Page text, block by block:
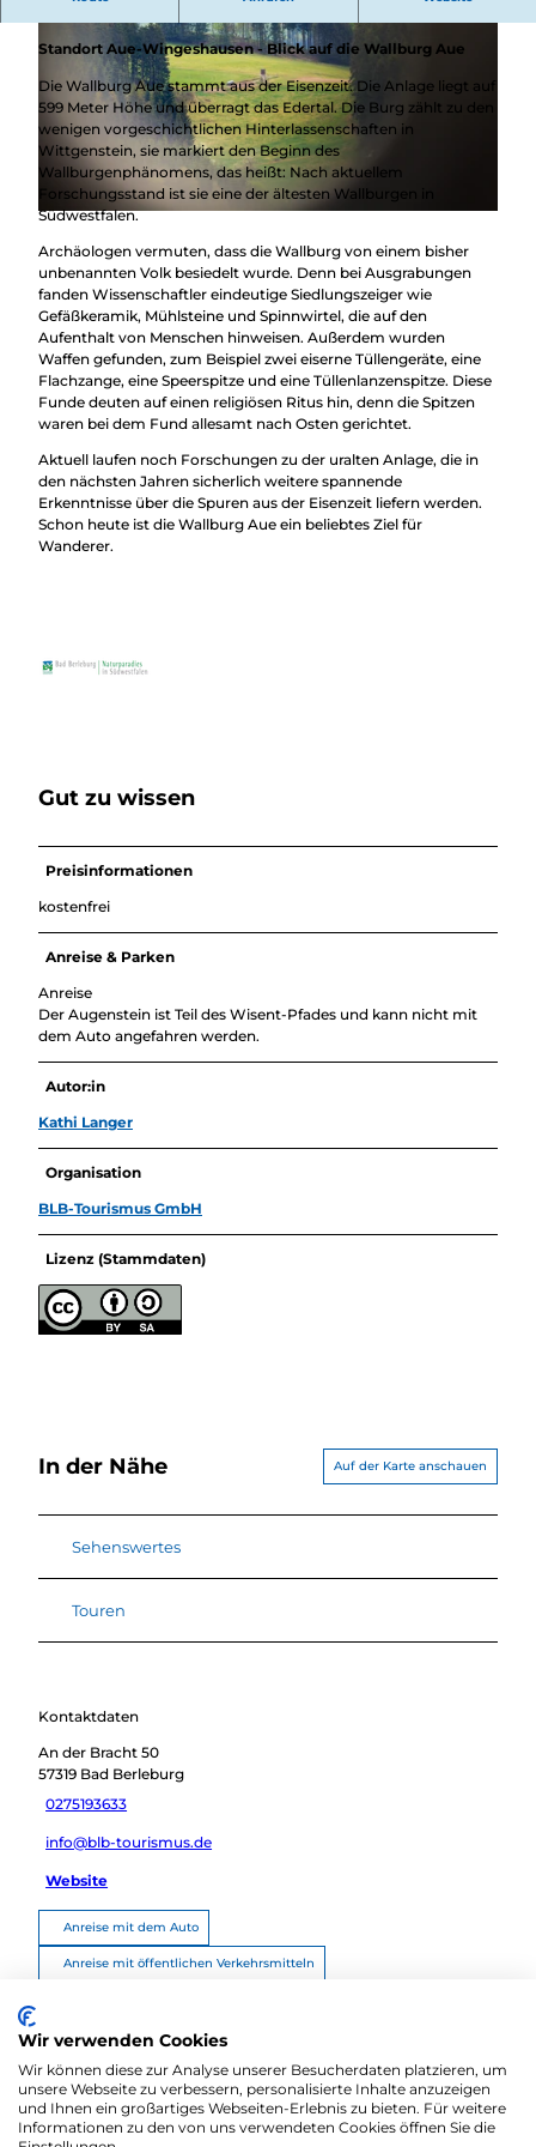
Überblick
Camping &
Wohnmobil
Trekkingplätze
Nachhaltig
bei uns
unterwegs
CC-BY-SA
© BLB-Tourismus GmbH |
Standort Aue-Wingeshausen - Blick auf die Wallburg Aue
Die Wallburg Aue stammt aus der Eisenzeit. Die Anlage liegt auf
599 Meter Höhe und überragt das Edertal. Die Burg zählt zu den
wenigen vorgeschichtlichen Hinterlassenschaften in
Wittgenstein, sie markiert den Beginn des
Wallburgenphänomens, das heißt: Nach aktuellem
Forschungsstand ist sie eine der ältesten Wallburgen in
Südwestfalen.
Archäologen vermuten, dass die Wallburg von einem bisher
unbenannten Volk besiedelt wurde. Denn bei Ausgrabungen
fanden Wissenschaftler eindeutige Siedlungszeiger wie
Gefäßkeramik, Mühlsteine und Spinnwirtel, die auf den
Aufenthalt von Menschen hinweisen. Außerdem wurden
Waffen gefunden, zum Beispiel zwei eiserne Tüllengeräte, eine
Flachzange, eine Speerspitze und eine Tüllenlanzenspitze. Diese
Funde deuten auf einen religiösen Ritus hin, denn die Spitzen
waren bei dem Fund allesamt nach Osten gerichtet.
Aktuell laufen noch Forschungen zu der uralten Anlage, die in
den nächsten Jahren sicherlich weitere spannende
Erkenntnisse über die Spuren aus der Eisenzeit liefern werden.
Schon heute ist die Wallburg Aue ein beliebtes ­Ziel für
Wanderer.
Gut zu wissen
Preisinformationen
kostenfrei
Anreise & Parken
Anreise
Der Augenstein ist Teil des Wisent-Pfades und kann nicht mit
dem Auto angefahren werden.
Autor:in
Kathi Langer
Organisation
BLB-Tourismus GmbH
Lizenz (Stammdaten)
In der Nähe Auf der Karte anschauen
Sehenswertes
Touren
Kontaktdaten
An der Bracht 50
57319 Bad Berleburg
0275193633
info@blb-tourismus.de
Website
Anreise mit dem Auto
Anreise mit öffentlichen Verkehrsmitteln
Wir verwenden Cookies
Wir können diese zur Analyse unserer Besucherdaten platzieren, um
unsere Webseite zu verbessern, personalisierte Inhalte anzuzeigen
und Ihnen ein großartiges Webseiten-Erlebnis zu bieten. Für weitere
Informationen zu den von uns verwendeten Cookies öffnen Sie die